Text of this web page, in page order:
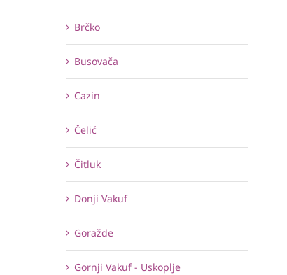
Brčko
Busovača
Cazin
Čelić
Čitluk
Donji Vakuf
Goražde
Gornji Vakuf - Uskoplje